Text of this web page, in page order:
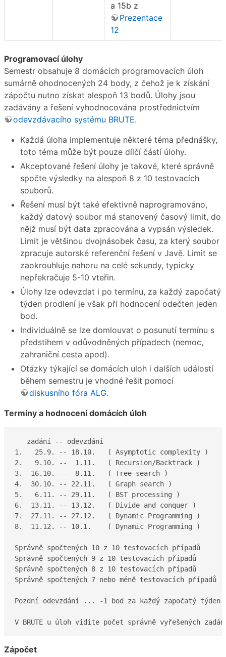
a 15b z
Prezentace
12
Programovací úlohy
Semestr obsahuje 8 domácích programovacích úloh
sumárně ohodnocených 24 body, z čehož je k získání
zápočtu nutno získat alespoň 13 bodů. Úlohy jsou
zadávány a řešení vyhodnocována prostřednictvím
odevzdávacího systému BRUTE.
Každá úloha implementuje některé téma přednášky,
toto téma může být pouze dílčí částí úlohy.
Akceptované řešení úlohy je takové, které správně
spočte výsledky na alespoň 8 z 10 testovacích
souborů.
Řešení musí být také efektivně naprogramováno,
každý datový soubor má stanovený časový limit, do
nějž musí být data zpracována a vypsán výsledek.
Limit je většinou dvojnásobek času, za který soubor
zpracuje autorské referenční řešení v Javě. Limit se
zaokrouhluje nahoru na celé sekundy, typicky
nepřekračuje 5-10 vteřin.
Úlohy lze odevzdat i po termínu, za každý započatý
týden prodlení je však při hodnocení odečten jeden
bod.
Individuálně se lze domlouvat o posunutí termínu s
předstihem v odůvodněných případech (nemoc,
zahraniční cesta apod).
Otázky týkající se domácích uloh i dalších událostí
během semestru je vhodné řešit pomocí
diskusního fóra ALG.
Termíny a hodnocení domácích úloh
   zadání -- odevzdání
1.   25.9. -- 18.10.   ( Asymptotic
2.   9.10. --  1.11.   ( Recursion/Backtrack
3.  16.10. --  8.11.   ( Tree search )
4.  30.10. -- 22.11.   ( Graph search )
5.   6.11. -- 29.11.   ( BST processing )
6.  13.11. -- 13.12.   ( Divide and conquer )
7.  27.11. -- 27.12.   ( Dynamic Programming )
8.  11.12. -- 10.1.    ( Dynamic Programming )
Správně spočtených 10 z 10 testovacích případů
Správně spočtených 9 z 10 testovacích případů
Správně spočtených 8 z 10 testovacích případů
Správně spočtených 7 nebo méně testovacích případů
Pozdní odevzdání ... -1 bod za každý započatý týden
V BRUTE u úloh vidíte počet správně vyřešených
Zápočet